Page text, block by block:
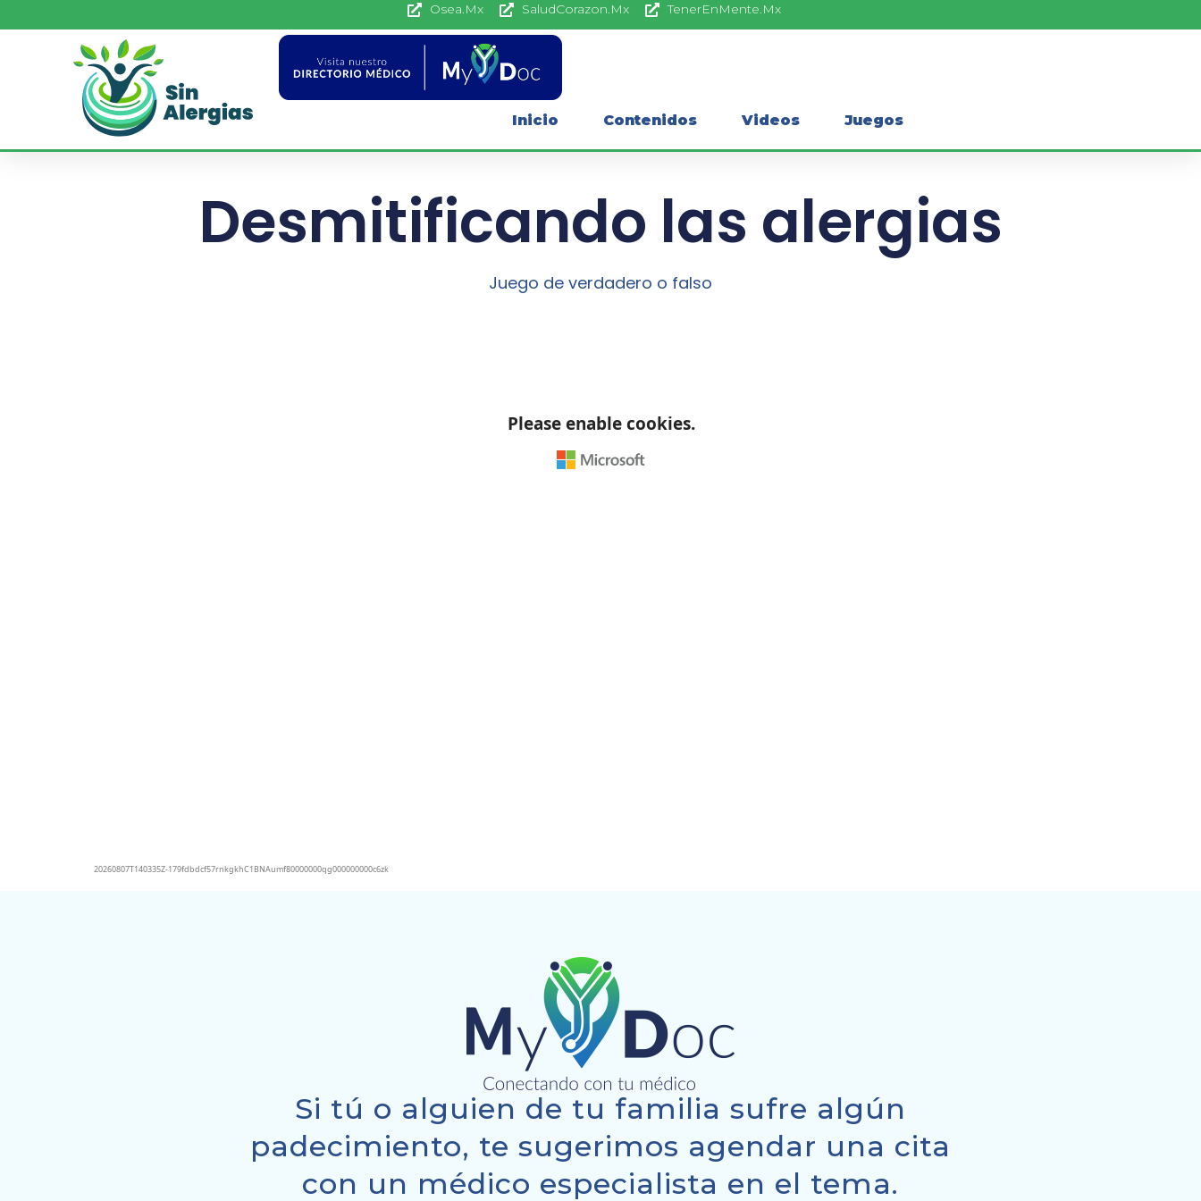
Osea.Mx SaludCorazon.Mx TenerEnMente.Mx
Inicio Contenidos Videos Juegos
Desmitificando las alergias
Juego de verdadero o falso
Si tú o alguien de tu familia sufre algún
padecimiento, te sugerimos agendar una cita
con un médico especialista en el tema.